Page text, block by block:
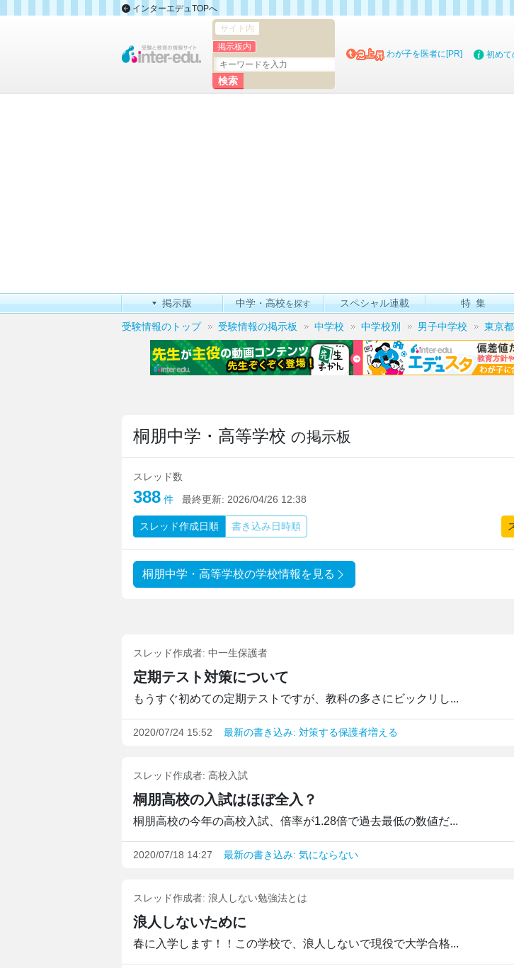
インターエデュTOPへ
サイト内
掲示板内
わが子を医者に[PR] 初めて
掲示版 中学・高校を探す スペシャル連載 特集
受験情報のトップ 受験情報の掲示板 中学校 中学校別 男子中学校 東京
桐朋中学・高等学校 の掲示板
スレッド数
388 件 最終更新: 2026/04/26 12:38
スレッド作成日順 書き込み日時順
桐朋中学・高等学校の学校情報を見る
スレッド作成者: 中一生保護者
定期テスト対策について
もうすぐ初めての定期テストですが、教科の多さにビックリし...
2020/07/24 15:52 最新の書き込み: 対策する保護者増える
スレッド作成者: 高校入試
桐朋高校の入試はほぼ全入？
桐朋高校の今年の高校入試、倍率が1.28倍で過去最低の数値だ...
2020/07/18 14:27 最新の書き込み: 気にならない
スレッド作成者: 浪人しない勉強法とは
浪人しないために
春に入学します！！この学校で、浪人しないで現役で大学合格...